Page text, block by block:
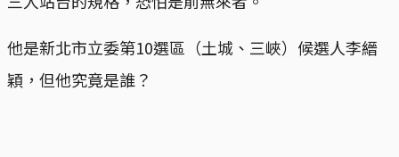
他是新北市立委第10選區（土城、三峽）候選人李縉
穎，但他究竟是誰？